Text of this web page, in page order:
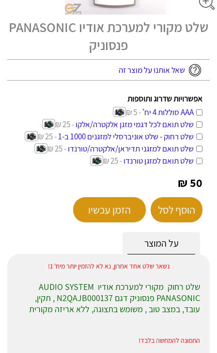
שלט מקורי למערכת אודיו PANASONIC
פנסוניק
שאל אותנו על מוצר זה
אפשרויות שדרוג ותוספות
AAA סוללות 4 יח'
- 5 ₪
שלט תואם לכל דגמי מזגן אלקטרה/אלקו- 25 ₪
שלט רחוק - שלט אוניברסלי למזגנים 1000 ב-1
- 25 ₪
שלט תואם למזגני תדיראן/אלקטרה/טורנדו- 25 ₪
שלט תואם למזגן טורנדו- 25 ₪
50 ₪
הוסף לסל הזמן עכשיו
על המוצר
נשאר שלט אחד אחרון, נא לא להזמין יותר מיח' 1!
שלט רחוק מקורי למערכת אודיו AUDIO SYSTEM
PANASONIC פנסוניק דגם N2QAJB000137
, תקין,
עובד, במצב טוב , משומש בתצוגה, ללא אריזה מקורית
התמונה להמחשה בלבד!